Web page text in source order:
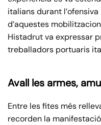
italians durant
d’aquestes
Histadrut va expressar
treballadors portuaris
Avall les armes,
Entre les fites més
recorden la